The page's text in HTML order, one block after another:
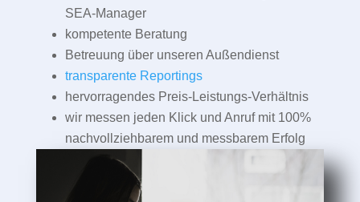
SEA-Manager
kompetente Beratung
Betreuung über unseren Außendienst
transparente Reportings
hervorragendes Preis-Leistungs-Verhältnis
wir messen jeden Klick und Anruf mit 100%
nachvollziehbarem und messbarem Erfolg